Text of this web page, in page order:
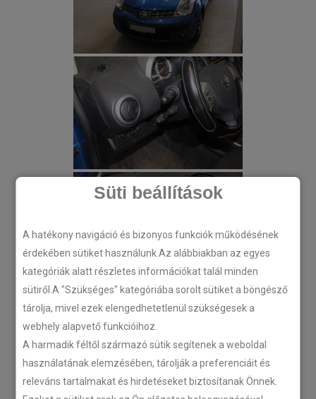
Süti beállítások
A hatékony navigáció és bizonyos funkciók működésének
érdekében sütiket használunk.Az alábbiakban az egyes
kategóriák alatt részletes információkat talál minden
sütiről.A "Szükséges" kategóriába sorolt sütiket a böngésző
tárolja, mivel ezek elengedhetetlenül szükségesek a
webhely alapvető funkcióihoz.
A harmadik féltől származó sütik segítenek a weboldal
használatának elemzésében, tárolják a preferenciáit és
releváns tartalmakat és hirdetéseket biztosítanak Önnek.